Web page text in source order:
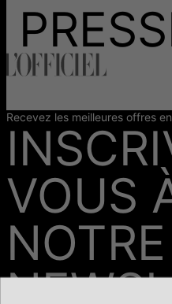
Recevez les meilleures offres
VOUS
NOTRE